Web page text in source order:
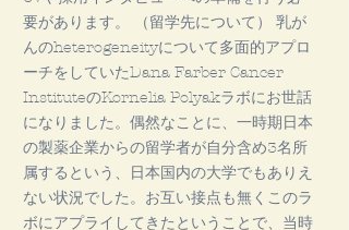
要があります。 （留学先について） 乳が
んのheterogeneityについて多面的アプロ
ーチをしていたDana Farber Cancer
InstituteのKornelia Polyakラボにお世話
になりました。偶然なことに、一時期日本
の製薬企業からの留学者が自分含め3名所
属するという、日本国内の大学でもありえ
ない状況でした。お互い接点も無くこのラ
ボにアプライしてきたということで、当時